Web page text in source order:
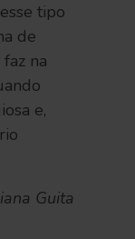
tipo
de
na
e,
Guita